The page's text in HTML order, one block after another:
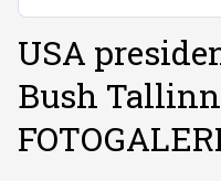
USA
Bush